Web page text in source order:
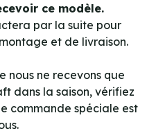
ce modèle.
par la suite pour
et de livraison.
nous ne recevons que
dans la saison, vérifiez
commande spéciale est